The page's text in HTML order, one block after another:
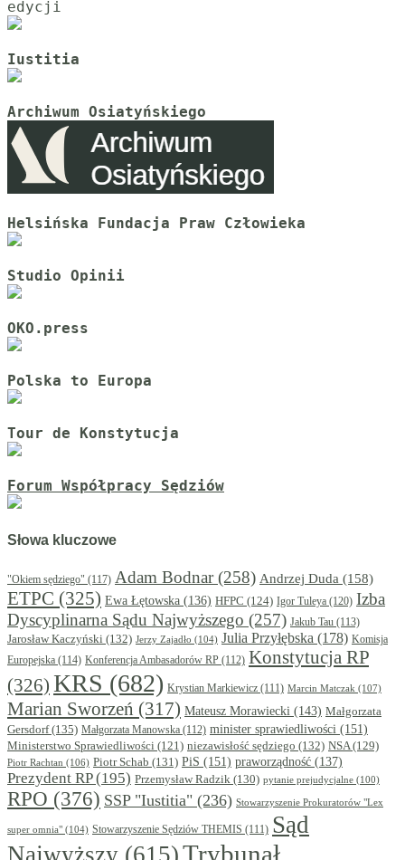
Iustitia
Archiwum Osiatyńskiego
Helsińska Fundacja Praw Człowieka
Studio Opinii
OKO.press
Polska to Europa
Tour de Konstytucja
Forum Współpracy Sędziów
Słowa kluczowe
"Okiem sędziego" (117) Adam Bodnar(258) Andrzej Duda (158)
ETPC (325) Ewa Łętowska (136) HFPC (124) Igor Tuleya (120) Izba
Dyscyplinarna Sądu Najwyższego (257) Jakub Tau (113)
Jarosław Kaczyński (132) Jerzy Zajadło (104) Julia Przyłębska (178) Komisja
Europejska (114) Konferencja Ambasadorów RP (112) Konstytucja RP
(326) KRS (682) Krystian Markiewicz (111) Marcin Matczak (107)
Marian Sworzeń (317) Mateusz Morawiecki (143) Małgorzata
Gersdorf(135) Małgorzata Manowska (112) minister sprawiedliwości (151)
Ministerstwo Sprawiedliwości (121) niezawisłość sędziego (132) NSA (129)
Piotr Rachtan (106) Piotr Schab (131) PiS (151) praworządność (137)
Prezydent RP(195) Przemysław Radzik (130) pytanie prejudycjalne (100)
RPO (376) SSP "Iustitia" (236) Stowarzyszenie Prokuratorów "Lex
super omnia" (104) Stowarzyszenie Sędziów THEMIS (111) Sąd
Najwyższy (615)Trybunał